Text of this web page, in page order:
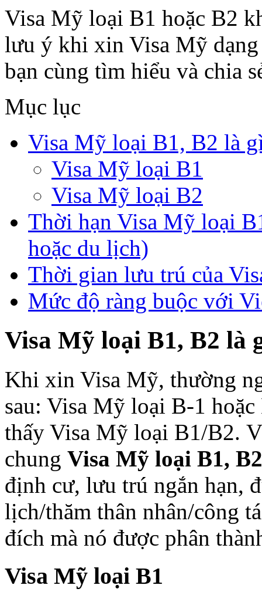
Visa Mỹ loại B1 hoặc B2
lưu ý khi xin Visa Mỹ dạng
bạn cùng tìm hiểu và chia
Mục lục
Visa Mỹ loại B1, B2 là
Visa Mỹ loại B1
Visa Mỹ loại B2
Thời hạn Visa Mỹ loại
hoặc du lịch)
Thời gian lưu trú của
Mức độ ràng buộc với
Visa Mỹ loại B1, B2 là
Khi xin Visa Mỹ, thường
sau: Visa Mỹ loại B-1
thấy Visa Mỹ loại B1/B2.
chung Visa Mỹ loại B1, B2
định cư, lưu trú ngắn hạn,
lịch/thăm thân nhân/công
đích mà nó được phân
Visa Mỹ loại B1